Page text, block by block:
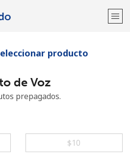
cuenta?Inicia sesión →
producto
de Voz
prepagados.
⁦$10⁩